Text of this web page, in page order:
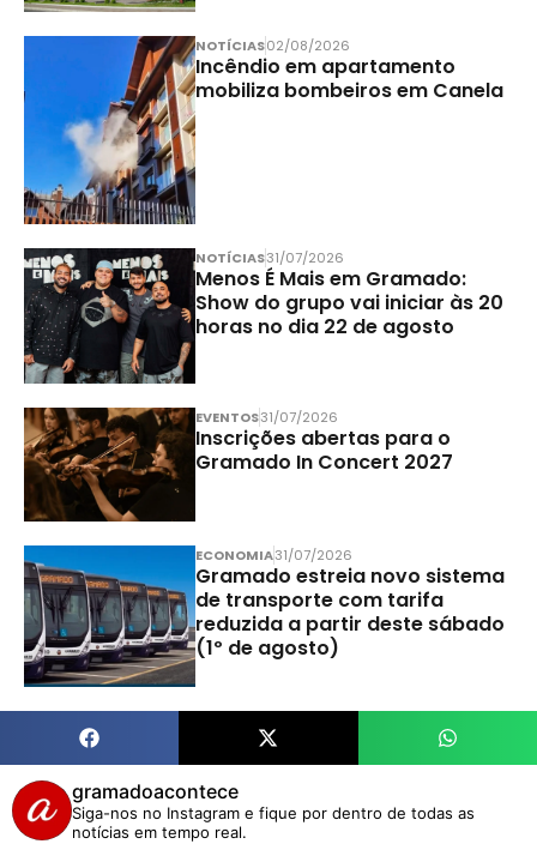
NOTÍCIAS02/08/2026
Incêndio em apartamento
mobiliza bombeiros em Canela
NOTÍCIAS31/07/2026
Menos É Mais em Gramado:
Show do grupo vai iniciar às 20
horas no dia 22 de agosto
EVENTOS31/07/2026
Inscrições abertas para o
Gramado In Concert 2027
ECONOMIA31/07/2026
Gramado estreia novo sistema
de transporte com tarifa
reduzida a partir deste sábado
(1º de agosto)
gramadoacontece
Siga-nos no Instagram e fique por dentro de todas as
notícias em tempo real.